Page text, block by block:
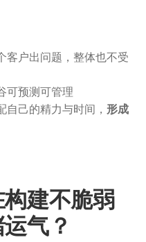
客户出问题，整体也不受
可预测可管理
己的精力与时间， 形成
建不脆弱
气？